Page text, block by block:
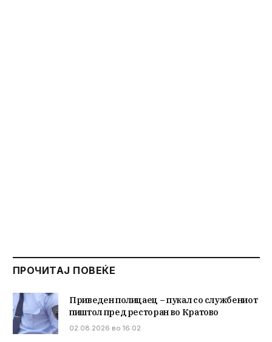
ПРОЧИТАЈ ПОВЕЌЕ
Приведен полицаец – пукал со службениот
пиштол пред ресторан во Кратово
02.08.2026 во 16:02